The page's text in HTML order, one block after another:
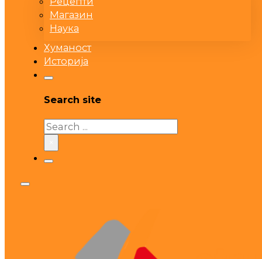
Магазин
Наука
Хуманост
Историја
Search site
Search